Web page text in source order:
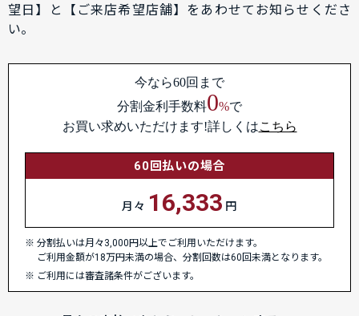
望日】と【ご来店希望店舗】をあわせてお知らせくださ
い。
今なら60回まで
分割金利手数料0%で
お買い求めいただけます!詳しくはこちら
60回払いの場合
月々 16,333 円
分割払いは月々3,000円以上でご利用いただけます。
ご利用金額が18万円未満の場合、分割回数は60回未満となります。
ご利用には審査諸条件がございます。